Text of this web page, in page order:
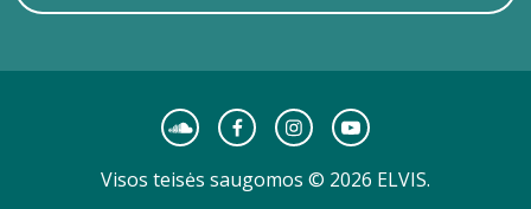
Visos teisės saugomos © 2026 ELVIS.